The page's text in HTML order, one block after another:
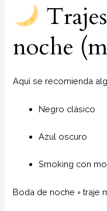
noche
Aquí se recomienda
Negro clásico
Azul oscuro
Smoking con
Boda de noche = traje